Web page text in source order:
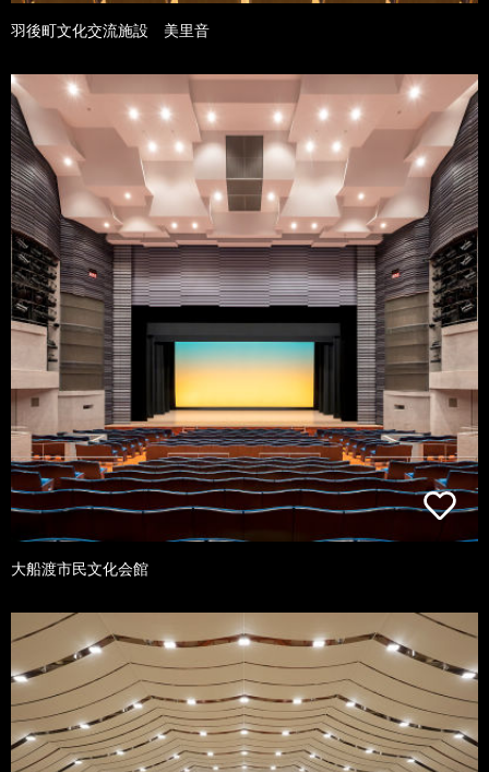
羽後町文化交流施設 美里音
大船渡市民文化会館